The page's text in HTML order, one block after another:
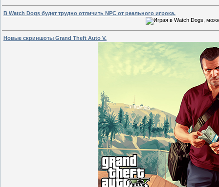
В Watch Dogs будет трудно отличить NPC от реального игрока.
Новые скриншоты Grand Theft Auto V.